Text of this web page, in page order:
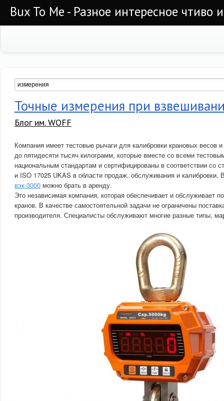
Bux To Me - Разное интересное чтиво
Точные измерения при
Блог им. WOFF
Компания имеет тестовые рычаги для калибровки крановых весов
до пятидесяти тысяч килограмм, которые вместе со всеми
национальным стандартам и сертифицированы в соответствии со
и ISO 17025 UKAS в области продаж, обслуживания и калибровки.
вэк-3000 можно брать в аренду.
Это независимая компания, которая обеспечивает и обслуживает
кранов. В качестве самостоятельной задачи не ограничены
производителя. Специалисты обслуживают многие разные типы,